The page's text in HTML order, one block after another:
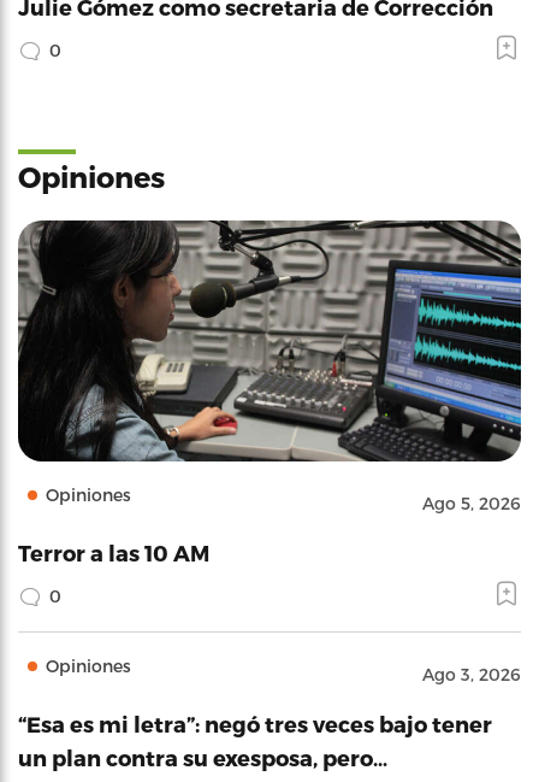
Julie Gómez como secretaria de Corrección
0
Opiniones
Opiniones Ago 5, 2026
Terror a las 10 AM
0
Opiniones Ago 3, 2026
“Esa es mi letra”: negó tres veces bajo tener
un plan contra su exesposa, pero…